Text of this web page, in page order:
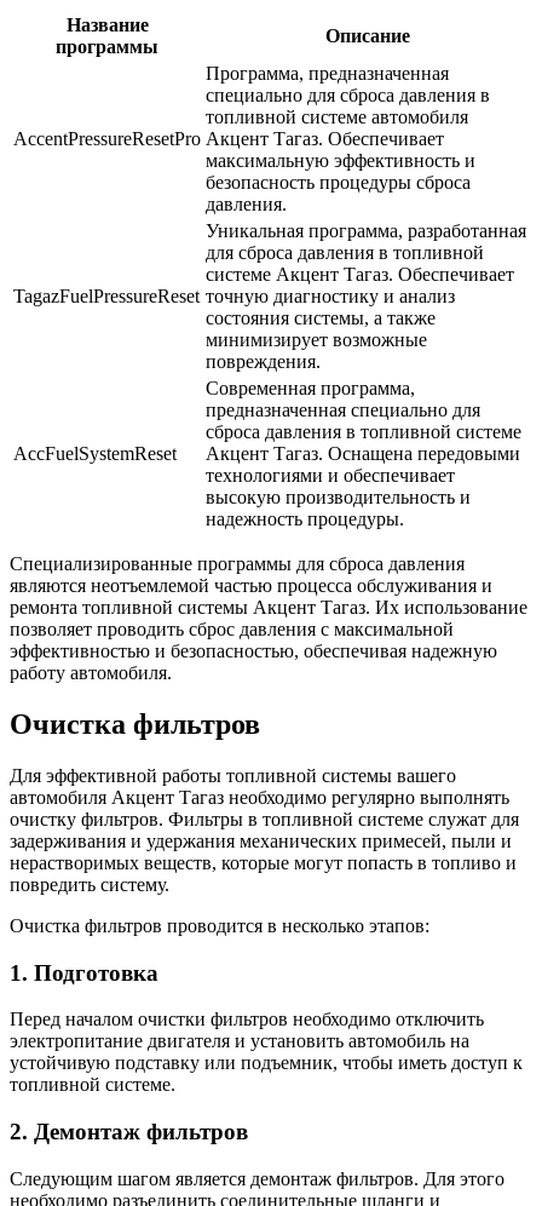
Название
программы
Описание
AccentPressureResetPro
Программа, предназначенная
специально для сброса давления в
топливной системе автомобиля
Акцент Тагаз. Обеспечивает
максимальную эффективность и
безопасность процедуры сброса
давления.
TagazFuelPressureReset
Уникальная программа, разработанная
для сброса давления в топливной
системе Акцент Тагаз. Обеспечивает
точную диагностику и анализ
состояния системы, а также
минимизирует возможные
повреждения.
AccFuelSystemReset
Современная программа,
предназначенная специально для
сброса давления в топливной системе
Акцент Тагаз. Оснащена передовыми
технологиями и обеспечивает
высокую производительность и
надежность процедуры.
Специализированные программы для сброса давления
являются неотъемлемой частью процесса обслуживания и
ремонта топливной системы Акцент Тагаз. Их использование
позволяет проводить сброс давления с максимальной
эффективностью и безопасностью, обеспечивая надежную
работу автомобиля.
Очистка фильтров
Для эффективной работы топливной системы вашего
автомобиля Акцент Тагаз необходимо регулярно выполнять
очистку фильтров. Фильтры в топливной системе служат для
задерживания и удержания механических примесей, пыли и
нерастворимых веществ, которые могут попасть в топливо и
повредить систему.
Очистка фильтров проводится в несколько этапов:
1. Подготовка
Перед началом очистки фильтров необходимо отключить
электропитание двигателя и установить автомобиль на
устойчивую подставку или подъемник, чтобы иметь доступ к
топливной системе.
2. Демонтаж фильтров
Следующим шагом является демонтаж фильтров. Для этого
необходимо разъединить соединительные шланги и